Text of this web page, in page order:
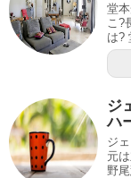
堂
こ?
は?
ジ
ハ
ジ
元
野